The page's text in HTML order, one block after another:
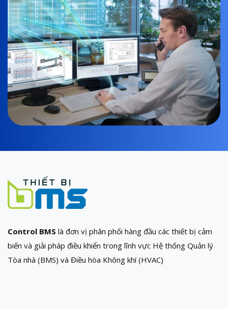
Control BMS là đơn vị phân phối hàng đầu các thiết bị cảm
biến và giải pháp điều khiển trong lĩnh vực Hệ thống Quản lý
Tòa nhà (BMS) và Điều hòa Không khí (HVAC)